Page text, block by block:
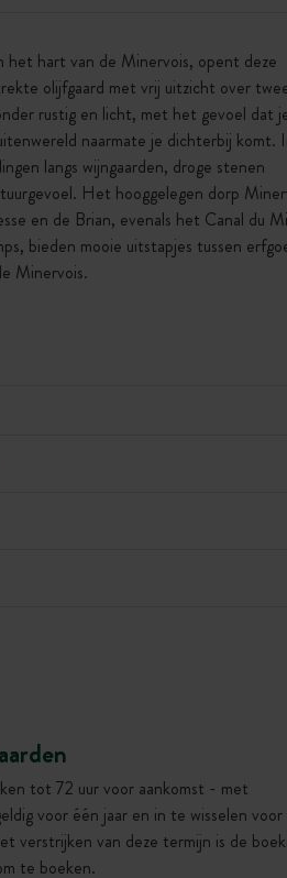
het hart van de Minervois, opent deze
olijfgaard met vrij uitzicht over
rustig en licht, met het gevoel dat
naarmate je dichterbij komt.
langs wijngaarden, droge stenen
Het hooggelegen dorp
en de Brian, evenals het Canal du
bieden mooie uitstapjes tussen
Minervois.
tot 72 uur voor aankomst - met
voor één jaar en in te wisselen
verstrijken van deze termijn is de
te boeken.